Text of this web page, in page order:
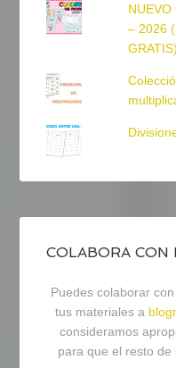
NUEVO
– 2026
GRATIS)
COLABORA CON
Puedes colaborar
tus materiales a
consideramos
para que el resto de